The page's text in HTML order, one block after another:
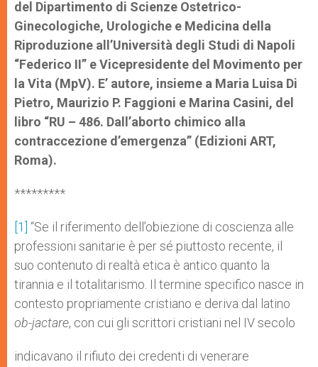
del Dipartimento di Scienze Ostetrico-
Ginecologiche, Urologiche e Medicina della
Riproduzione all’Università degli Studi di Napoli
“Federico II” e Vicepresidente del Movimento per
la Vita (MpV). E’ autore, insieme a Maria Luisa Di
Pietro, Maurizio P. Faggioni e Marina Casini, del
libro “RU – 486. Dall’aborto chimico alla
contraccezione d’emergenza” (Edizioni ART,
Roma).
*********
[1]
“Se il riferimento dell’obiezione di coscienza alle
professioni sanitarie è per sé piuttosto recente, il
suo contenuto di realtà etica è antico quanto la
tirannia e il totalitarismo. Il termine specifico nasce in
contesto propriamente cristiano e deriva dal latino
ob-jactare, con cui gli scrittori cristiani nel IV secolo
indicavano il rifiuto dei credenti di venerare